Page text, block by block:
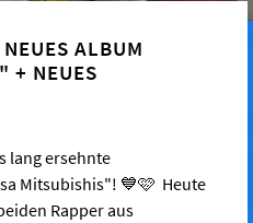
ALBUM
+ NEUES
lang ersehnte
Mitsubishis"! 💙🩷 Heute
Rapper aus